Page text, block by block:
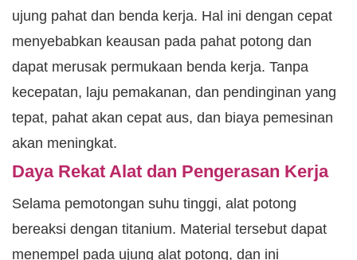
ujung pahat dan benda kerja. Hal ini dengan cepat
menyebabkan keausan pada pahat potong dan
dapat merusak permukaan benda kerja. Tanpa
kecepatan, laju pemakanan, dan pendinginan yang
tepat, pahat akan cepat aus, dan biaya pemesinan
akan meningkat.
Daya Rekat Alat dan Pengerasan Kerja
Selama pemotongan suhu tinggi, alat potong
bereaksi dengan titanium. Material tersebut dapat
menempel pada ujung alat potong, dan ini